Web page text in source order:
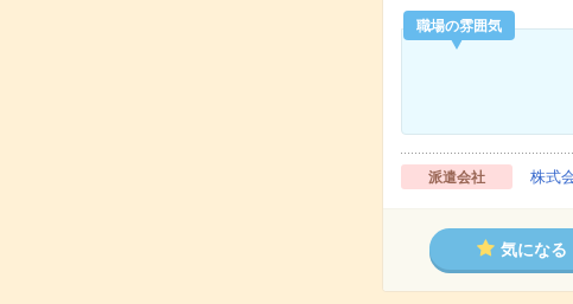
職場の雰囲気
派遣会社 株式
気になる